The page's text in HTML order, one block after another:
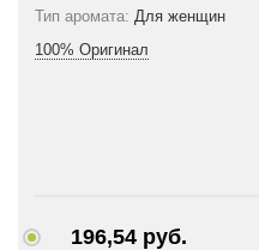
Тип аромата: Для женщин
100% Оригинал
196,54 руб.